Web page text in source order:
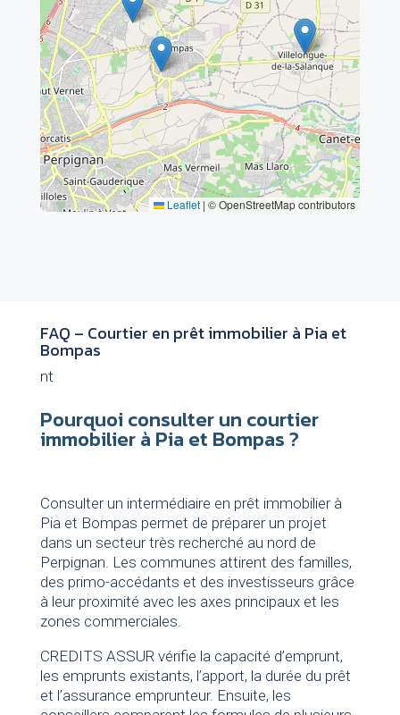
Leaflet | © OpenStreetMap contributors
FAQ – Courtier en prêt immobilier à Pia et
Bompas
nt
Pourquoi consulter un courtier
immobilier à Pia et Bompas ?
Consulter un intermédiaire en prêt immobilier à
Pia et Bompas permet de préparer un projet
dans un secteur très recherché au nord de
Perpignan. Les communes attirent des familles,
des primo-accédants et des investisseurs grâce
à leur proximité avec les axes principaux et les
zones commerciales.
CREDITS ASSUR vérifie la capacité d’emprunt,
les emprunts existants, l’apport, la durée du prêt
et l’assurance emprunteur. Ensuite, les